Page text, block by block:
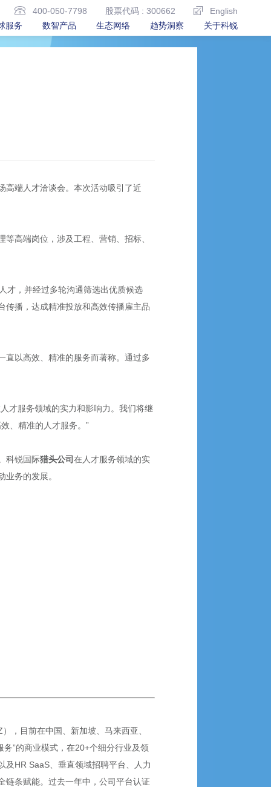
400-050-7798 股票代码 : 300662
English
服务
数智产品 生态网络 趋势洞察 关于科锐
端人才洽谈会。本次活动吸引了近
高端岗位，涉及工程、营销、招标、
才，并经过多轮沟通筛选出优质候选
传播，达成精准投放和高效传播雇主品
直以高效、精准的服务而著称。通过多
才服务领域的实力和影响力。我们将继
、精准的人才服务。”
科锐国际猎头公司在人才服务领域的实
务的发展。
，目前在中国、新加坡、马来西亚、
”的商业模式，在20+个细分行业及领
及HR SaaS、垂直领域招聘平台、人力
链条赋能。过去一年中，公司平台认证